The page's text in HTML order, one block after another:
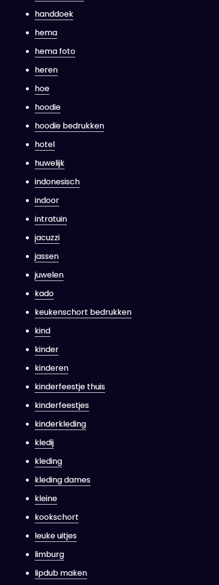
handdoek
hema
hema foto
heren
hoe
hoodie
hoodie bedrukken
hotel
huwelijk
indonesisch
indoor
intratuin
jacuzzi
jassen
juwelen
kado
keukenschort bedrukken
kind
kinder
kinderen
kinderfeestje thuis
kinderfeestjes
kinderkleding
kledij
kleding
kleding dames
kleine
kookschort
leuke uitjes
limburg
lipdub maken